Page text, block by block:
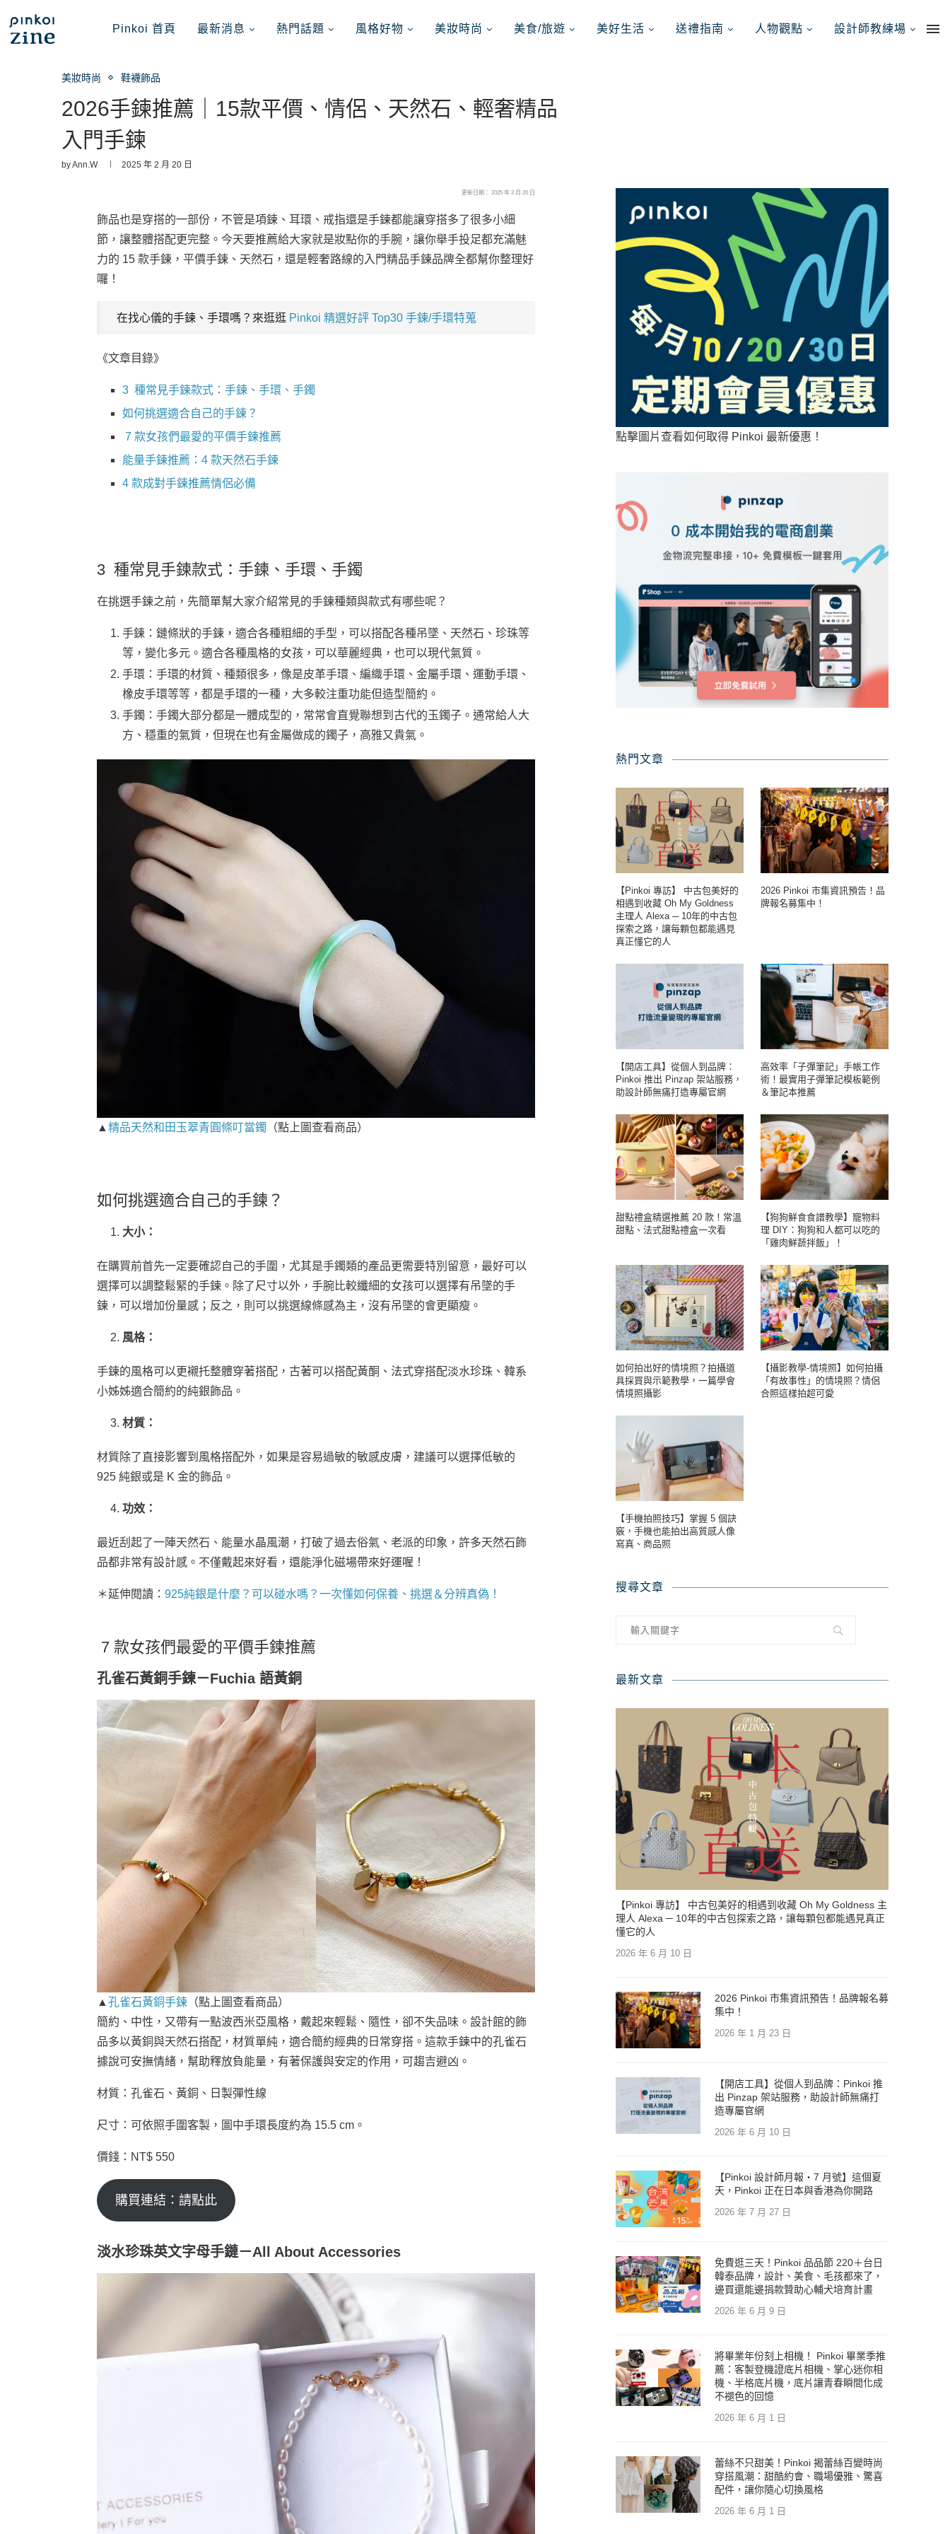
Pinkoi 首頁 最新消息 熱門話題 風格好物 美妝時尚 美食/旅遊 美好生活 送禮指南 人物觀點 設計師教練場
美妝時尚 鞋襪飾品
2026手鍊推薦｜15款平價、情侶、天然石、輕奢精品
入門手鍊
byAnn.W 2025 年 2 月 20 日
更新日期： 2025 年 2 月 20 日
飾品也是穿搭的一部份，不管是項鍊、耳環、戒指還是手鍊都能讓穿搭多了很多小細
節，讓整體搭配更完整。今天要推薦給大家就是妝點你的手腕，讓你舉手投足都充滿魅
力的 15 款手鍊，平價手鍊、天然石，還是輕奢路線的入門精品手鍊品牌全都幫你整理好
囉！
在找心儀的手鍊、手環嗎？來逛逛 Pinkoi 精選好評 Top30 手鍊/手環特蒐
《文章目錄》
3 種常見手鍊款式：手鍊、手環、手鐲
如何挑選適合自己的手鍊？
7 款女孩們最愛的平價手鍊推薦
能量手鍊推薦：4 款天然石手鍊
4 款成對手鍊推薦情侶必備
3 種常見手鍊款式：手鍊、手環、手鐲
在挑選手鍊之前，先簡單幫大家介紹常見的手鍊種類與款式有哪些呢？
手鍊：鏈條狀的手鍊，適合各種粗細的手型，可以搭配各種吊墜、天然石、珍珠等
等，變化多元。適合各種風格的女孩，可以華麗經典，也可以現代氣質。
手環：手環的材質、種類很多，像是皮革手環、編織手環、金屬手環、運動手環、
橡皮手環等等，都是手環的一種，大多較注重功能但造型簡約。
手鐲：手鐲大部分都是一體成型的，常常會直覺聯想到古代的玉鐲子。通常給人大
方、穩重的氣質，但現在也有金屬做成的鐲子，高雅又貴氣。
▲ 精品天然和田玉翠青圓條叮當鐲 （點上圖查看商品）
如何挑選適合自己的手鍊？
大小：
在購買前首先一定要確認自己的手圍，尤其是手鐲類的產品更需要特別留意，最好可以
選擇可以調整鬆緊的手鍊。除了尺寸以外，手腕比較纖細的女孩可以選擇有吊墜的手
鍊，可以增加份量感；反之，則可以挑選線條感為主，沒有吊墜的會更顯瘦。
風格：
手鍊的風格可以更襯托整體穿著搭配，古著可以搭配黃酮、法式穿搭配淡水珍珠、韓系
小姊姊適合簡約的純銀飾品。
材質：
材質除了直接影響到風格搭配外，如果是容易過敏的敏感皮膚，建議可以選擇低敏的
925 純銀或是 K 金的飾品。
功效：
最近刮起了一陣天然石、能量水晶風潮，打破了過去俗氣、老派的印象，許多天然石飾
品都非常有設計感。不僅戴起來好看，還能淨化磁場帶來好運喔！
＊延伸閱讀： 925純銀是什麼？可以碰水嗎？一次懂如何保養、挑選＆分辨真偽！
7 款女孩們最愛的平價手鍊推薦
孔雀石黃銅手鍊－Fuchia 語黃銅
▲ 孔雀石黃銅手鍊 （點上圖查看商品）
簡約、中性，又帶有一點波西米亞風格，戴起來輕鬆、隨性，卻不失品味。設計館的飾
品多以黃銅與天然石搭配，材質單純，適合簡約經典的日常穿搭。這款手鍊中的孔雀石
據說可安撫情緒，幫助釋放負能量，有著保護與安定的作用，可趨吉避凶。
材質：孔雀石、黃銅、日製彈性線
尺寸：可依照手圍客製，圖中手環長度約為 15.5 cm。
價錢：NT$ 550
購買連結：請點此
淡水珍珠英文字母手鏈－All About Accessories
點擊圖片查看如何取得 Pinkoi 最新優惠！
熱門文章
【Pinkoi 專訪】 中古包美好的
相遇到收藏 Oh My Goldness
主理人 Alexa ─ 10年的中古包
探索之路，讓每顆包都能遇見
真正懂它的人
2026 Pinkoi 市集資訊預告！品
牌報名募集中！
【開店工具】從個人到品牌：
Pinkoi 推出 Pinzap 架站服務，
助設計師無痛打造專屬官網
高效率「子彈筆記」手帳工作
術！最實用子彈筆記模板範例
＆筆記本推薦
甜點禮盒精選推薦 20 款！常溫
甜點、法式甜點禮盒一次看
【狗狗鮮食食譜教學】寵物料
理 DIY：狗狗和人都可以吃的
「雞肉鮮蔬拌飯」！
如何拍出好的情境照？拍攝道
具採買與示範教學，一篇學會
情境照攝影
【攝影教學-情境照】如何拍攝
「有故事性」的情境照？情侶
合照這樣拍超可愛
【手機拍照技巧】掌握 5 個訣
竅，手機也能拍出高質感人像
寫真、商品照
搜尋文章
最新文章
【Pinkoi 專訪】 中古包美好的相遇到收藏 Oh My Goldness 主
理人 Alexa ─ 10年的中古包探索之路，讓每顆包都能遇見真正
懂它的人
2026 年 6 月 10 日
2026 Pinkoi 市集資訊預告！品牌報名募
集中！
2026 年 1 月 23 日
【開店工具】從個人到品牌：Pinkoi 推
出 Pinzap 架站服務，助設計師無痛打
造專屬官網
2026 年 6 月 10 日
【Pinkoi 設計師月報・7 月號】這個夏
天，Pinkoi 正在日本與香港為你開路
2026 年 7 月 27 日
免費逛三天！Pinkoi 品品節 220＋台日
韓泰品牌，設計、美食、毛孩都來了，
邊買還能邊捐款贊助心輔犬培育計畫
2026 年 6 月 9 日
將畢業年份刻上相機！ Pinkoi 畢業季推
薦：客製登機證底片相機、掌心迷你相
機、半格底片機，底片讓青春瞬間化成
不褪色的回憶
2026 年 6 月 1 日
蕾絲不只甜美！Pinkoi 揭蕾絲百變時尚
穿搭風潮：甜酷約會、職場優雅、驚喜
配件，讓你隨心切換風格
2026 年 6 月 1 日